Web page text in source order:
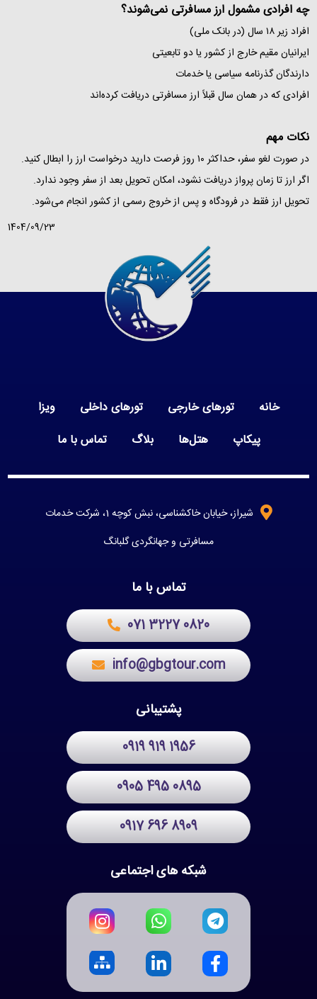
چه افرادی مشمول ارز مسافرتی نمی‌شوند؟
افراد زیر ۱۸ سال (در بانک ملی)
ایرانیان مقیم خارج از کشور یا دو تابعیتی
دارندگان گذرنامه سیاسی یا خدمات
افرادی که در همان سال قبلاً ارز مسافرتی دریافت کرده‌اند
نکات مهم
در صورت لغو سفر، حداکثر ۱۰ روز فرصت دارید درخواست ارز را ابطال کنید.
اگر ارز تا زمان پرواز دریافت نشود، امکان تحویل بعد از سفر وجود ندارد.
تحویل ارز فقط در فرودگاه و پس از خروج رسمی از کشور انجام می‌شود.
1404/09/23
خانه تورهای خارجی تورهای داخلی
ویزا
پیکاپ
هتل‌ها بلاگ تماس با ما
شیراز، خیابان خاکشناسی، نبش کوچه 1، شرکت خدمات
مسافرتی و جهانگردی گلبانگ
تماس با ما
071 3227 0820
info@gbgtour.com
پشتیبانی
0919 919 1956
0905 495 0895
0917 696 8909
شبکه های اجتماعی